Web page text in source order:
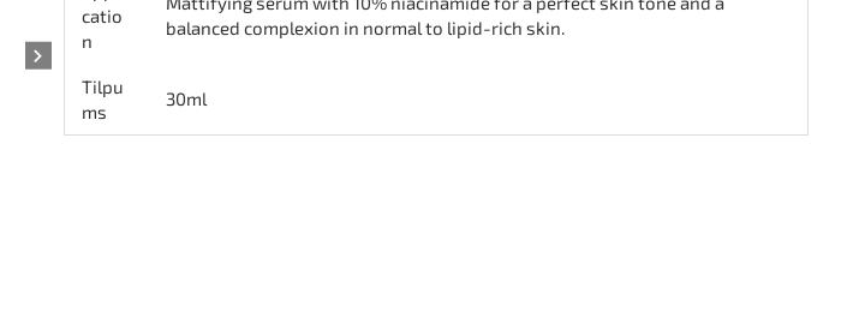
catio
n
balanced complexion in normal to lipid-rich skin.
Tilpu
ms
30ml